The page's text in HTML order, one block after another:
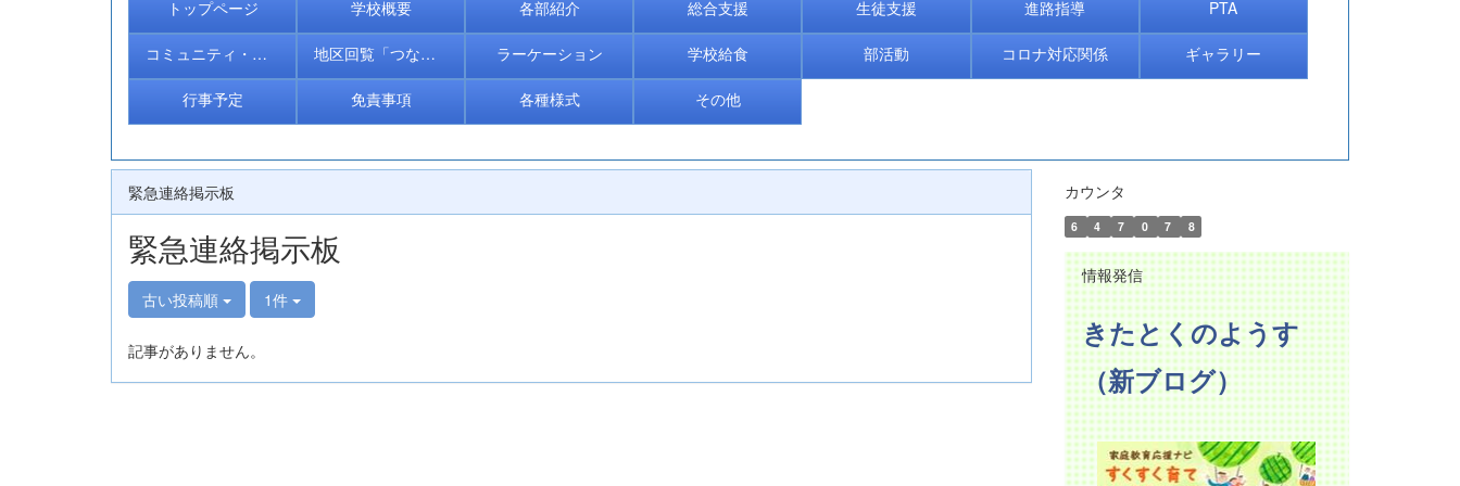
トップページ 学校概要 各部紹介 総合支援 生徒支援 進路指導 PTA
コミュニティ・スクール 地区回覧「つながる＠きたとく」 ラーケーション 学校給食 部活動 コロナ対応関係 ギャラリー
行事予定 免責事項 各種様式 その他
緊急連絡掲示板
緊急連絡掲示板
古い投稿順 1件
記事がありません。
カウンタ
6 4 7 0 7 8
情報発信
きたとくのようす
（新ブログ）